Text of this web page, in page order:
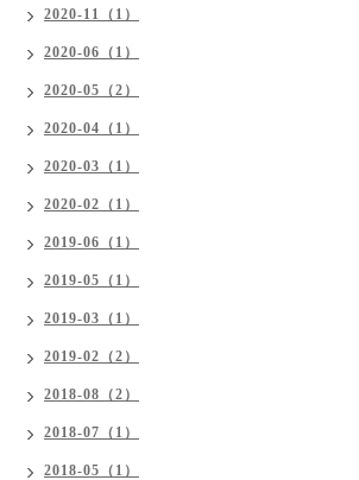
2020-11（1）
2020-06（1）
2020-05（2）
2020-04（1）
2020-03（1）
2020-02（1）
2019-06（1）
2019-05（1）
2019-03（1）
2019-02（2）
2018-08（2）
2018-07（1）
2018-05（1）